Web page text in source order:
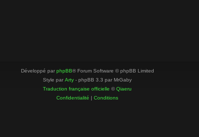
Développé par phpBB® Forum Software © phpBB Limited
Style par Arty - phpBB 3.3 par MrGaby
Traduction française officielle ©Qiaeru
Confidentialité | Conditions